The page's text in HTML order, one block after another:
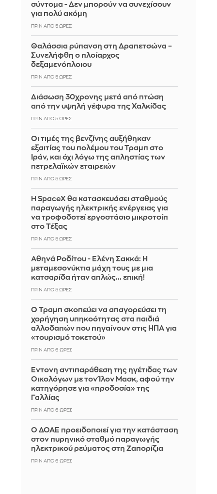
σύντομα - Δεν μπορούν να συνεχίσουν
για πολύ ακόμη
ΠΡΙΝ ΑΠΌ 5 ΏΡΕΣ
Θαλάσσια ρύπανση στη Δραπετσώνα –
Συνελήφθη ο πλοίαρχος
δεξαμενόπλοιου
ΠΡΙΝ ΑΠΌ 5 ΏΡΕΣ
Διάσωση 30χρονης μετά από πτώση
από την υψηλή γέφυρα της Χαλκίδας
ΠΡΙΝ ΑΠΌ 5 ΏΡΕΣ
Οι τιμές της βενζίνης αυξήθηκαν
εξαιτίας του πολέμου του Τραμπ στο
Ιράν, και όχι λόγω της απληστίας των
πετρελαϊκών εταιρειών
ΠΡΙΝ ΑΠΌ 5 ΏΡΕΣ
Η SpaceX θα κατασκευάσει σταθμούς
παραγωγής ηλεκτρικής ενέργειας για
να τροφοδοτεί εργοστάσιο μικροτσίπ
στο Τέξας
ΠΡΙΝ ΑΠΌ 5 ΏΡΕΣ
Αθηνά Ροδίτου - Ελένη Σακκά: Η
μεταμεσονύκτια μάχη τους με μια
κατσαρίδα ήταν απλώς... επική!
ΠΡΙΝ ΑΠΌ 5 ΏΡΕΣ
Ο Τραμπ σκοπεύει να απαγορεύσει τη
χορήγηση υπηκοότητας στα παιδιά
αλλοδαπών που πηγαίνουν στις ΗΠΑ για
«τουρισμό τοκετού»
ΠΡΙΝ ΑΠΌ 6 ΏΡΕΣ
Έντονη αντιπαράθεση της ηγέτιδας των
Οικολόγων με τον Ίλον Μασκ, αφού την
κατηγόρησε για «προδοσία» της
Γαλλίας
ΠΡΙΝ ΑΠΌ 6 ΏΡΕΣ
Ο ΔΟΑΕ προειδοποιεί για την κατάσταση
στον πυρηνικό σταθμό παραγωγής
ηλεκτρικού ρεύματος στη Ζαπορίζια
ΠΡΙΝ ΑΠΌ 6 ΏΡΕΣ